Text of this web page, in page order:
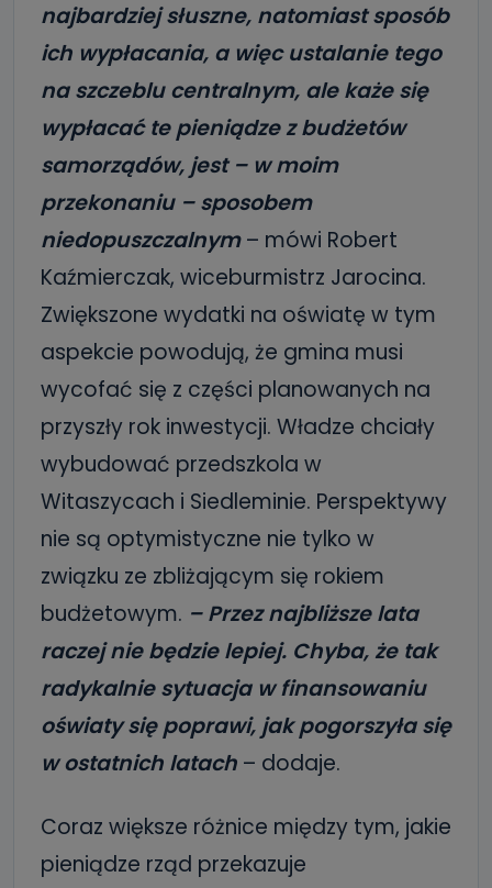
najbardziej słuszne, natomiast sposób
ich wypłacania, a więc ustalanie tego
na szczeblu centralnym, ale każe się
wypłacać te pieniądze z budżetów
samorządów, jest – w moim
przekonaniu – sposobem
niedopuszczalnym– mówi Robert
Kaźmierczak, wiceburmistrz Jarocina.
Zwiększone wydatki na oświatę w tym
aspekcie powodują, że gmina musi
wycofać się z części planowanych na
przyszły rok inwestycji. Władze chciały
wybudować przedszkola w
Witaszycach i Siedleminie. Perspektywy
nie są optymistyczne nie tylko w
związku ze zbliżającym się rokiem
budżetowym. – Przez najbliższe lata
raczej nie będzie lepiej. Chyba, że tak
radykalnie sytuacja w finansowaniu
oświaty się poprawi, jak pogorszyła się
w ostatnich latach – dodaje.
Coraz większe różnice między tym, jakie
pieniądze rząd przekazuje